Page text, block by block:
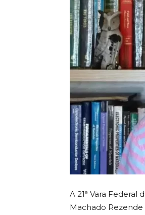
A 21ª Vara
Machado Rezende